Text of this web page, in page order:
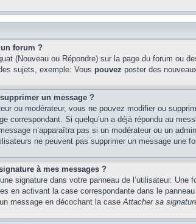
forum ?
(Nouveau ou Répondre) sur la page du forum ou
sujets, exemple: Vous pouvez poster des
un message ?
ou modérateur, vous ne pouvez modifier ou
correspondant. Si quelqu’un a déjà répondu au
n’apparaîtra pas si un modérateur ou un
ne peuvent pas supprimer un message une
à mes messages ?
signature dans votre panneau de l’utilisateur.
en activant la case correspondante dans le panneau
message en décochant la caseAttacher sa